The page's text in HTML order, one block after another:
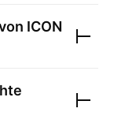
ICON